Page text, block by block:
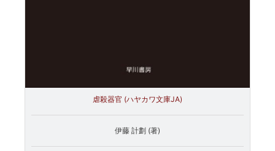
虐殺器官 (ハヤカワ文庫JA)
伊藤 計劃 (著)